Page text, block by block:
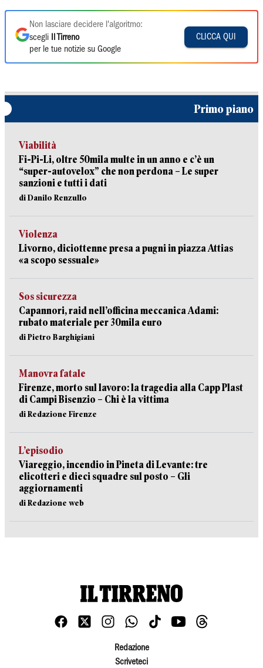
Non lasciare decidere l'algoritmo:
scegli
Il Tirreno
per le tue notizie su Google
CLICCA QUI
Primo piano
Viabilità
Fi-Pi-Li, oltre 50mila multe in un anno e c’è un
“super-autovelox” che non perdona – Le super
sanzioni e tutti i dati
di Danilo Renzullo
Violenza
Livorno, diciottenne presa a pugni in piazza Attias
«a scopo sessuale»
Sos sicurezza
Capannori, raid nell’officina meccanica Adami:
rubato materiale per 30mila euro
di Pietro Barghigiani
Manovra fatale
Firenze, morto sul lavoro: la tragedia alla Capp Plast
di Campi Bisenzio – Chi è la vittima
di Redazione Firenze
L’episodio
Viareggio, incendio in Pineta di Levante: tre
elicotteri e dieci squadre sul posto – Gli
aggiornamenti
di Redazione web
Redazione
Scriveteci